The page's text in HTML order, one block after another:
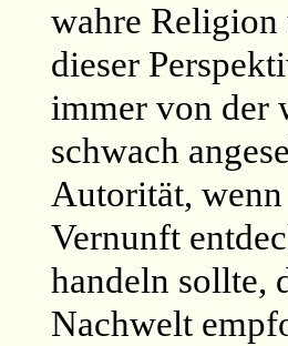
wahre Religion
dieser
immer von der
schwach
Autorität,
Vernunft
handeln sollte,
Nachwelt